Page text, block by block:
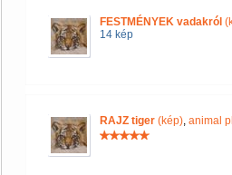
FESTMÉNYEK vadakról
14 kép
RAJZ tiger (kép), animal